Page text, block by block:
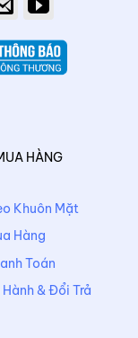
HÀNG
Khuôn Mặt
Hàng
Toán
& Đổi Trả